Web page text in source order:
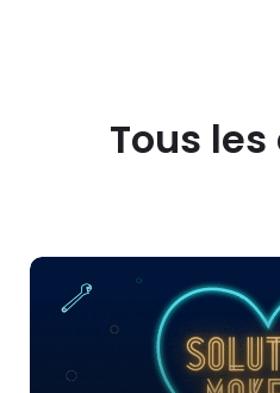
Tous